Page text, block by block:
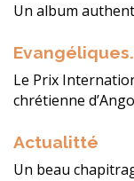
Un album
Le Prix
chrétienne
Actualitté
Un beau